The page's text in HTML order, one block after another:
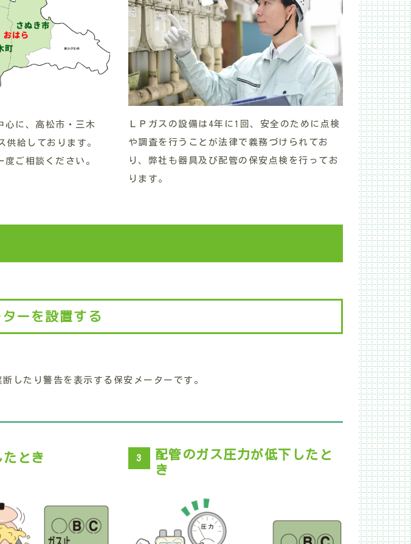
心に、高松市・三木
供給しております。
ご相談ください。
ＬＰガスの設備は4年に1回、安全のために点検
や調査を行うことが法律で義務づけられてお
り、弊社も 器具及び配管の保安点検を行ってお
ります。
ーを設置する
したり警告を表示する保安メーターです。
とき 3
配管のガス圧力が低下したと
き